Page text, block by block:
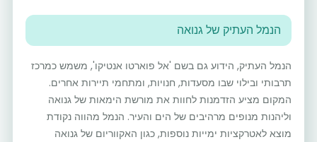
הנמל העתיק של גנואה
הנמל העתיק, הידוע גם בשם 'אל פוארטו אנטיקו', משמש כמרכז
תרבותי ובילוי שבו מסעדות, חנויות, ומתחמי תיירות אחרים.
המקום מציע הזדמנות לחוות את מורשת הימאות של גנואה
וליהנות מנופים מרהיבים של הים והעיר. הנמל מהווה נקודת
מוצא לאטרקציות ימייות נוספות, כגון האקווריום של גנואה